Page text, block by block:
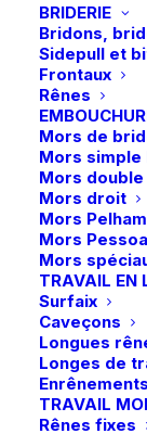
BRIDERIE
Bridons,
Sidepull et
Frontaux
Rênes
Mors de
Mors simple
Mors
Mors droit
Mors Pelham
Mors Pessoa
Mors
TRAVAIL EN
Surfaix
Caveçons
Longues
Longes de
Enrênements
TRAVAIL
Rênes fixes
Accueil
Samshield |
Blanc
209,00€
Pantalon
Performance
Taille
32 34
Effacer